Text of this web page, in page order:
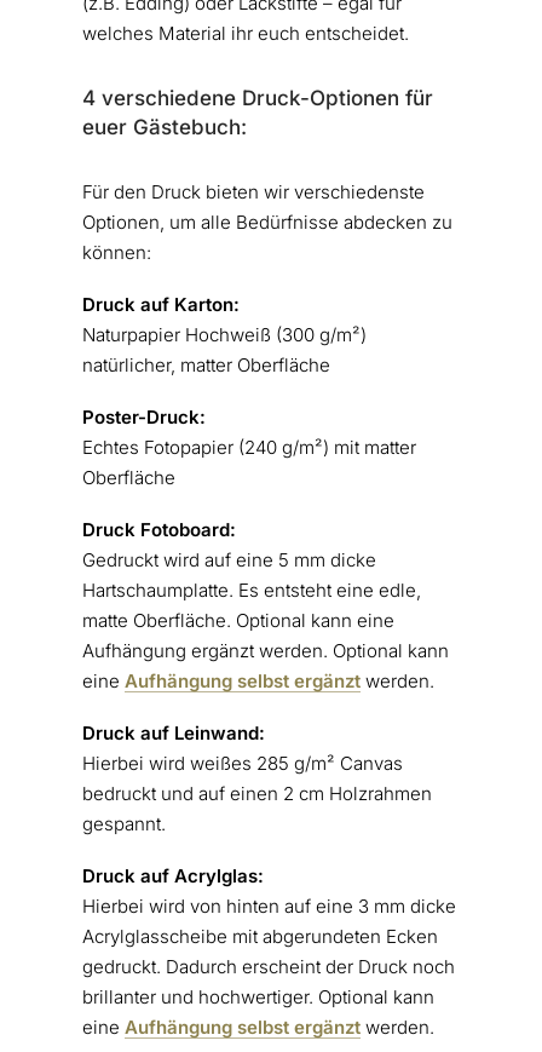
welches Material ihr euch entscheidet.
4 verschiedene Druck-Optionen für
euer Gästebuch:
Für den Druck bieten wir verschiedenste
Optionen, um alle Bedürfnisse abdecken zu
können:
Druck auf Karton:
Naturpapier Hochweiß (300 g/m²)
natürlicher, matter Oberfläche
Poster-Druck:
Echtes Fotopapier (240 g/m²) mit matter
Oberfläche
Druck Fotoboard:
Gedruckt wird auf eine 5 mm dicke
Hartschaumplatte. Es entsteht eine edle,
matte Oberfläche. Optional kann eine
Aufhängung ergänzt werden. Optional kann
eine Aufhängung selbst ergänztwerden.
Druck auf Leinwand:
Hierbei wird weißes 285 g/m² Canvas
bedruckt und auf einen 2 cm Holzrahmen
gespannt.
Druck auf Acrylglas:
Hierbei wird von hinten auf eine 3 mm dicke
Acrylglasscheibe mit abgerundeten Ecken
gedruckt. Dadurch erscheint der Druck noch
brillanter und hochwertiger. Optional kann
eine Aufhängung selbst ergänztwerden.